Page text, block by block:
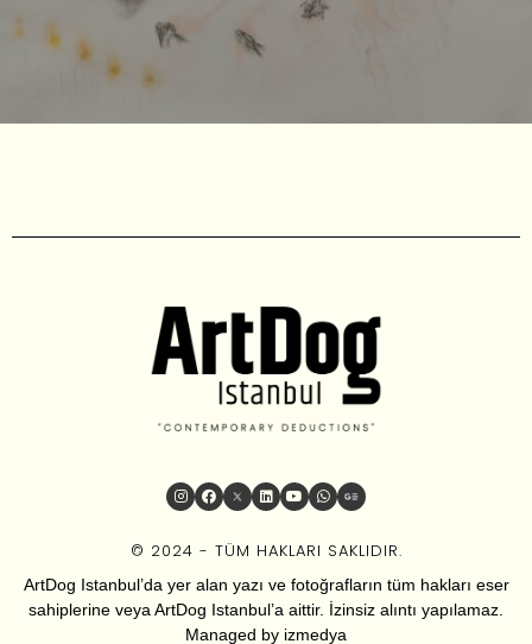
© 2024 - TÜM HAKLARI SAKLIDIR.
ArtDog Istanbul’da yer alan yazı ve fotoğrafların tüm hakları eser
sahiplerine veya ArtDog Istanbul’a aittir. İzinsiz alıntı yapılamaz.
Managed by izmedya